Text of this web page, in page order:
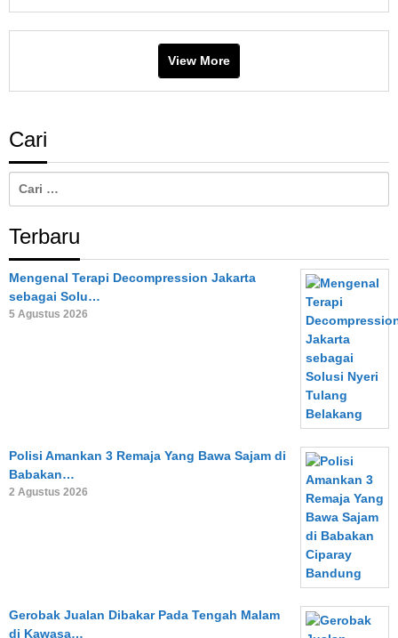
View More
Cari
untuk:
Terbaru
Mengenal Terapi Decompression Jakarta
sebagai Solu…
5 Agustus 2026
Polisi Amankan 3 Remaja Yang Bawa Sajam di
Babakan…
2 Agustus 2026
Gerobak Jualan Dibakar Pada Tengah Malam
di Kawasa…